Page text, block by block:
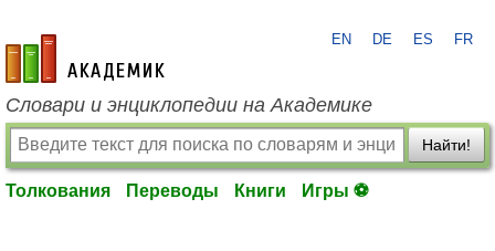
academic.ru
EN DE ES FR
Словари и энциклопедии на Академике
Найти!
Толкования Переводы Книги Игры ⚽